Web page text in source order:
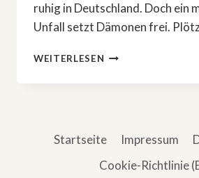
ruhig in Deutschland. Doch ein
Unfall setzt Dämonen frei.
WEITERLESEN COMEDYSERIE:
–
Startseite Impressum
Cookie-Richtlinie